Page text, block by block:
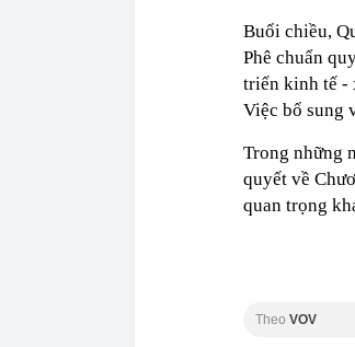
Buổi chiều,
Phê chuẩn
triển kinh tế -
Việc bổ sung
Trong những
quyết về
quan trọng
Theo VOV